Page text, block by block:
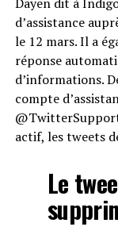
d’assistance
le 12 mars. Il a
réponse
d’informations.
compte
actif, les tweets
Le